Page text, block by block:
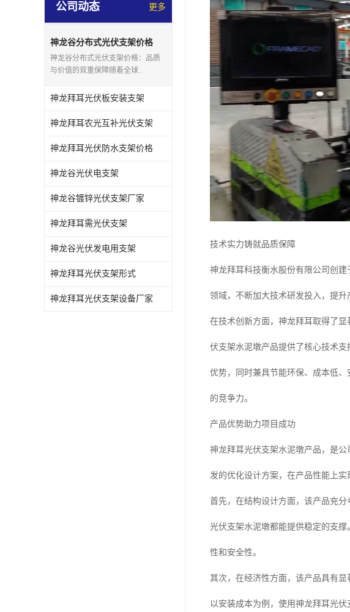
公司动态 更多
神龙谷分布式光伏支架价格
神龙谷分布式光伏支架价格：品质
与价值的双重保障随着全球..
神龙拜耳光伏板安装支架
神龙拜耳农光互补光伏支架
神龙拜耳光伏防水支架价格
神龙谷光伏电支架
神龙谷镀锌光伏支架厂家
神龙拜耳需光伏支架
神龙谷光伏发电用支架
神龙拜耳光伏支架形式
神龙拜耳光伏支架设备厂家
技术实力铸就品质保障
神龙拜耳科技衡水股份有限公司创
领域，不断加大技术研发投入，提升
在技术创新方面，神龙拜耳取得了
伏支架水泥墩产品提供了核心技术
优势，同时兼具节能环保、成本低
的竞争力。
产品优势助力项目成功
神龙拜耳光伏支架水泥墩产品，是
发的优化设计方案，在产品性能上实
首先，在结构设计方面，该产品充
光伏支架水泥墩都能提供稳定的支
性和安全性。
其次，在经济性方面，该产品具有
以安装成本为例，使用神龙拜耳光